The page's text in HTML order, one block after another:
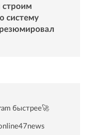
строим
систему
быстрее🚀